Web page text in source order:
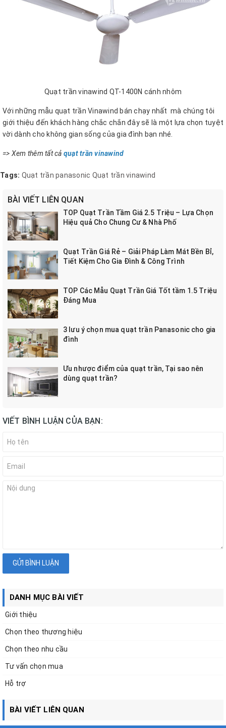
Quạt trần vinawind QT-1400N cánh nhôm
Với những mẫu quạt trần Vinawind bán chạy nhất mà chúng tôi
giới thiệu đến khách hàng chắc chắn đây sẽ là một lựa chọn tuyệt
vời dành cho không gian sống của gia đình bạn nhé.
=> Xem thêm tất cả quạt trần vinawind
Tags: Quạt trần panasonic Quạt trần vinawind
BÀI VIẾT LIÊN QUAN
TOP Quạt Trần Tầm Giá 2.5 Triệu – Lựa Chọn
Hiệu quả Cho Chung Cư & Nhà Phố
Quạt Trần Giá Rẻ – Giải Pháp Làm Mát Bền Bỉ,
Tiết Kiệm Cho Gia Đình & Công Trình
TOP Các Mẫu Quạt Trần Giá Tốt tầm 1.5 Triệu
Đáng Mua
3 lưu ý chọn mua quạt trần Panasonic cho gia
đình
Ưu nhược điểm của quạt trần, Tại sao nên
dùng quạt trần?
VIẾT BÌNH LUẬN CỦA BẠN:
GỬI BÌNH LUẬN
DANH MỤC BÀI VIẾT
Giới thiệu
Chọn theo thương hiệu
Chọn theo nhu cầu
Tư vấn chọn mua
Hỗ trợ
BÀI VIẾT LIÊN QUAN